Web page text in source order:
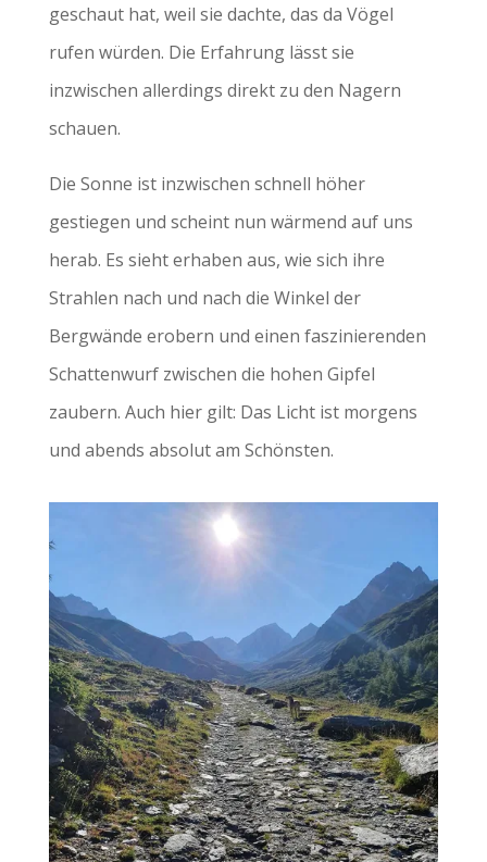
geschaut hat, weil sie dachte, das da Vögel
rufen würden. Die Erfahrung lässt sie
inzwischen allerdings direkt zu den Nagern
schauen.
Die Sonne ist inzwischen schnell höher
gestiegen und scheint nun wärmend auf uns
herab. Es sieht erhaben aus, wie sich ihre
Strahlen nach und nach die Winkel der
Bergwände erobern und einen faszinierenden
Schattenwurf zwischen die hohen Gipfel
zaubern. Auch hier gilt: Das Licht ist morgens
und abends absolut am Schönsten.